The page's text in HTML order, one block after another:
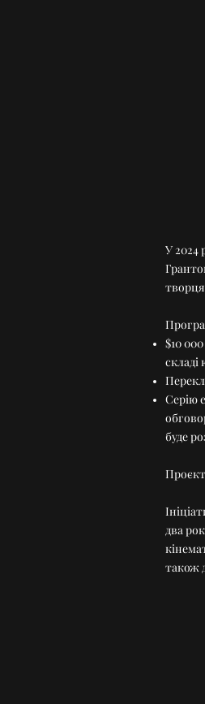
У 2024
$10
складі
Серію
буде
два
також